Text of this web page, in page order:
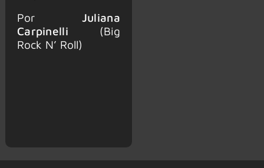
Por Juliana
Carpinelli (Big
Rock N’ Roll)